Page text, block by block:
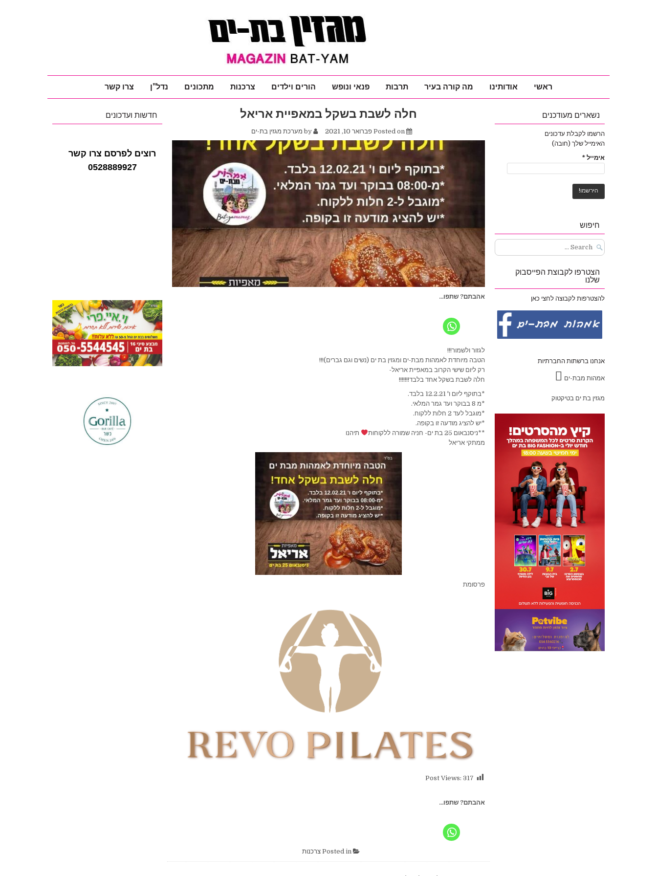
ראשי אודותינו מה קורה בעיר תרבות פנאי ונופש הורים וילדים צרכנות מתכונים נדל"ן צרו קשר
חלה לשבת בשקל במאפיית אריאל
Posted on פברואר 10, 2021 by מערכת מגזין בת-ים
אהבתם? שתפו...
לגזור ולשמור!!!
הטבה מיוחדת לאמהות מבת-ים ומגזין בת ים (נשים וגם גברים)!!!
רק ליום שישי הקרוב במאפיית אריאל-
חלה לשבת בשקל אחד בלבד!!!!!!!
*בתוקף ליום ו' 12.2.21 בלבד.
*מ 8 בבוקר ועד גמר המלאי.
*מוגבל לעד 2 חלות ללקוח.
*יש להציג מודעה זו בקופה.
**ניסנבאום 25 בת ים- חניה שמורה ללקוחות
תיהנו
ממתקי אריאל
פרסומת
Post Views: 317
אהבתם? שתפו...
צרכנות
חדשות ועדכונים
רוצים לפרסם צרו קשר
0528889927
נשארים מעודכנים
הרשמו לקבלת עדכונים
האימייל שלך (חובה)
אימייל *
חיפוש
Search
for:
הצטרפו לקבוצת הפייסבוק
שלנו
להצטרפות לקבוצה לחצי כאן
אנחנו ברשתות החברתיות
אמהות מבת-ים
מגזין בת ים בטיקטוק